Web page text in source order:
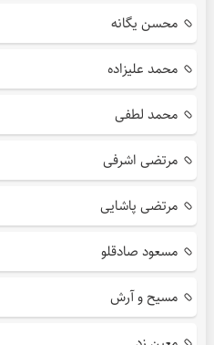
محسن یگانه
محمد علیزاده
محمد لطفی
مرتضی اشرفی
مرتضی پاشایی
مسعود صادقلو
مسیح و آرش